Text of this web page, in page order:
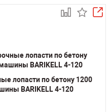
лопасти по бетону 1200
BARIKELL 4-120